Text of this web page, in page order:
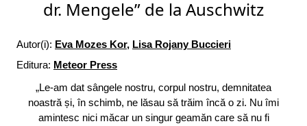
dr. Mengele” de la Auschwitz
Autor(i): Eva Mozes Kor, Lisa Rojany Buccieri
Editura: Meteor Press
„Le-am dat sângele nostru, corpul nostru, demnitatea
noastră și, în schimb, ne lăsau să trăim încă o zi. Nu îmi
amintesc nici măcar un singur geamăn care să nu fi